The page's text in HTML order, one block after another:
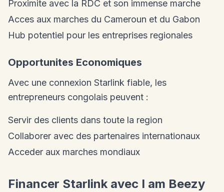
Proximite avec la RDC et son immense marche
Acces aux marches du Cameroun et du Gabon
Hub potentiel pour les entreprises regionales
Opportunites Economiques
Avec une connexion Starlink fiable, les
entrepreneurs congolais peuvent :
Servir des clients dans toute la region
Collaborer avec des partenaires internationaux
Acceder aux marches mondiaux
Financer Starlink avec I am Beezy